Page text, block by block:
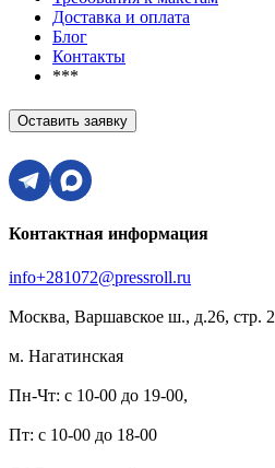
Доставка и оплата
Блог
Контакты
***
Оставить заявку
Контактная информация
info+281072@pressroll.ru
Москва, Варшавское ш., д.26, стр. 2
м. Нагатинская
Пн-Чт: с 10-00 до 19-00,
Пт: с 10-00 до 18-00